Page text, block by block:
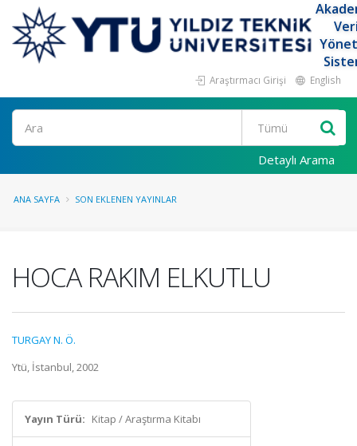
Araştırmacı Girişi English
Ara
Detaylı Arama
ANA SAYFA SON EKLENEN YAYINLAR
HOCA RAKIM ELKUTLU
TURGAY N. Ö.
Ytü, İstanbul, 2002
Yayın Türü: Kitap / Araştırma Kitabı